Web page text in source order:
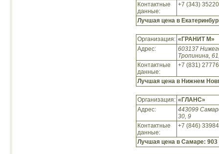
Контактные
данные:
+7 (343)
Лучшая цена в
Организация: «ГРАНИТ М»
Адрес:
603137
Тропинина,
Контактные
данные:
+7 (831)
Лучшая цена в Нижнем
Организация: «ГЛАНС»
Адрес:
443099
30, 9
Контактные
данные:
+7 (846)
Лучшая цена в Самаре: 903